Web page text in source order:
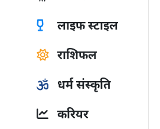
लाइफ स्टाइल
राशिफल
धर्म संस्कृति
करियर